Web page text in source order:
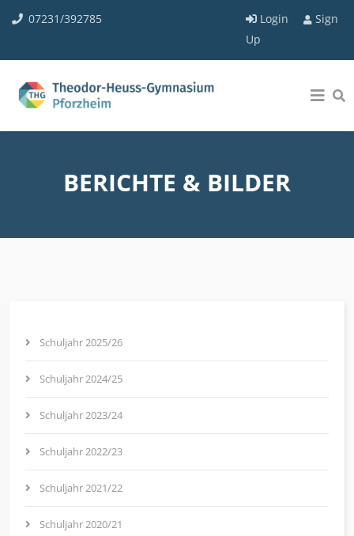
07231/392785 Login
Sign
Up
BERICHTE & BILDER
Schuljahr 2025/26
Schuljahr 2024/25
Schuljahr 2023/24
Schuljahr 2022/23
Schuljahr 2021/22
Schuljahr 2020/21